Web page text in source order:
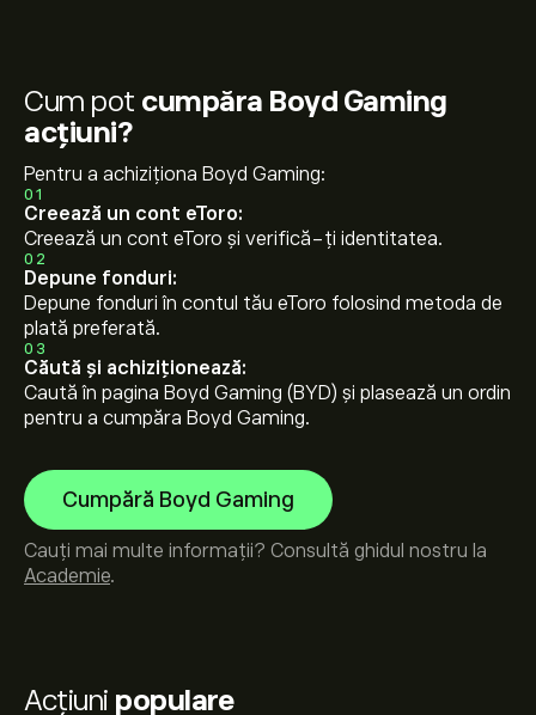
Acțiuni populare
Cum pot cumpăra Boyd Gaming
acțiuni?
Pentru a achiziționa Boyd Gaming:
01
Creează un cont eToro:
Creează un cont eToro și verifică-ți identitatea.
02
Depune fonduri:
Depune fonduri în contul tău eToro folosind metoda de
plată preferată.
03
Căută și achiziționează:
Caută în pagina Boyd Gaming (BYD) și plasează un ordin
pentru a cumpăra Boyd Gaming.
Cumpără Boyd Gaming
Cauți mai multe informații? Consultă ghidul nostru la
Academie.